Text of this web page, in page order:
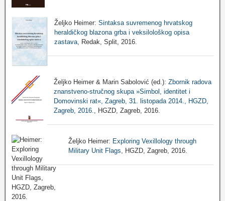
Željko Heimer: Sintaksa suvremenog hrvatskog
heraldičkog blazona grba i veksilološkog opisa
zastava, Redak, Split, 2016.
Željko Heimer & Marin Sabolović (ed.): Zbornik radova
znanstveno-stručnog skupa »Simbol, identitet i
Domovinski rat«, Zagreb, 31. listopada 2014., HGZD,
Zagreb, 2016.
, HGZD, Zagreb, 2016.
Željko Heimer: Exploring Vexillology through
Military Unit Flags , HGZD, Zagreb, 2016.